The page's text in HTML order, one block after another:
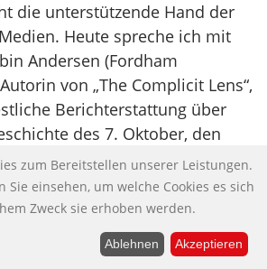
die unterstützende Hand der
Heute spreche ich mit
Andersen (Fordham
von „The Complicit Lens“,
Berichterstattung über
des 7. Oktober, den
großer Medienhäuser,
mediale
die Diskussionen
den Zusammenbruch des
zum Bereitstellen unserer Leistungen.
Sie einsehen, um welche Cookies es sich
Zweck sie erhoben werden.
Ablehnen Akzeptieren